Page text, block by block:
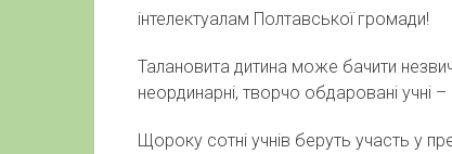
інтелектуалам Полтавської громади!
Талановита дитина може бачити
неординарні, творчо обдаровані учні
Щороку сотні учнів беруть участь у